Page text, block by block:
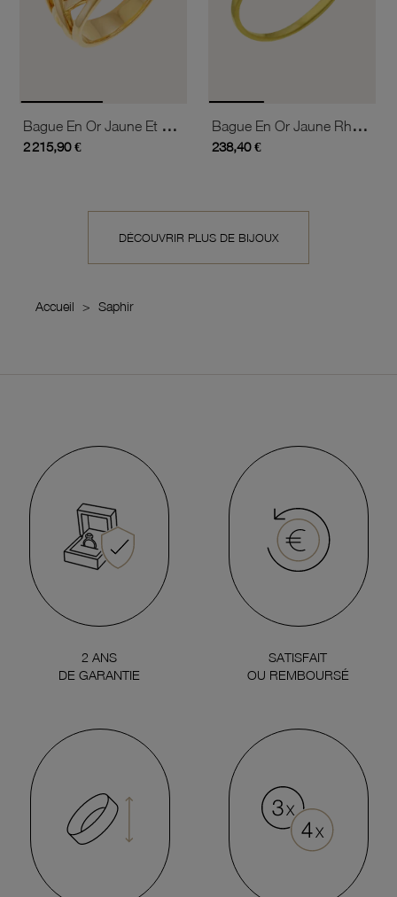
Bague En Or Jaune Et Saphir
2 215,90 €
Bague En Or Jaune Rhodié Et Saphir
238,40 €
DÉCOUVRIR PLUS DE BIJOUX
Accueil Saphir
2 ANS
DE GARANTIE
SATISFAIT
OU REMBOURSÉ